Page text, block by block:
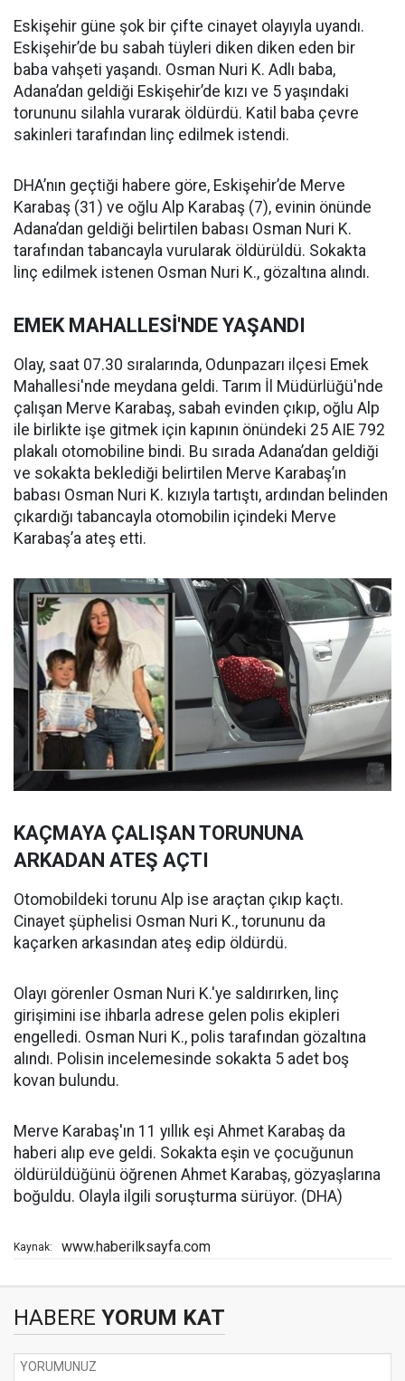
Eskişehir güne şok bir çifte cinayet olayıyla uyandı.
Eskişehir’de bu sabah tüyleri diken diken eden bir
baba vahşeti yaşandı. Osman Nuri K. Adlı baba,
Adana’dan geldiği Eskişehir’de kızı ve 5 yaşındaki
torununu silahla vurarak öldürdü. Katil baba çevre
sakinleri tarafından linç edilmek istendi.
DHA’nın geçtiği habere göre, Eskişehir’de Merve
Karabaş (31) ve oğlu Alp Karabaş (7), evinin önünde
Adana’dan geldiği belirtilen babası Osman Nuri K.
tarafından tabancayla vurularak öldürüldü. Sokakta
linç edilmek istenen Osman Nuri K., gözaltına alındı.
EMEK MAHALLESİ'NDE YAŞANDI
Olay, saat 07.30 sıralarında, Odunpazarı ilçesi Emek
Mahallesi'nde meydana geldi. Tarım İl Müdürlüğü'nde
çalışan Merve Karabaş, sabah evinden çıkıp, oğlu Alp
ile birlikte işe gitmek için kapının önündeki 25 AIE 792
plakalı otomobiline bindi. Bu sırada Adana’dan geldiği
ve sokakta beklediği belirtilen Merve Karabaş’ın
babası Osman Nuri K. kızıyla tartıştı, ardından belinden
çıkardığı tabancayla otomobilin içindeki Merve
Karabaş’a ateş etti.
KAÇMAYA ÇALIŞAN TORUNUNA
ARKADAN ATEŞ AÇTI
Otomobildeki torunu Alp ise araçtan çıkıp kaçtı.
Cinayet şüphelisi Osman Nuri K., torununu da
kaçarken arkasından ateş edip öldürdü.
Olayı görenler Osman Nuri K.'ye saldırırken, linç
girişimini ise ihbarla adrese gelen polis ekipleri
engelledi. Osman Nuri K., polis tarafından gözaltına
alındı. Polisin incelemesinde sokakta 5 adet boş
kovan bulundu.
Merve Karabaş'ın 11 yıllık eşi Ahmet Karabaş da
haberi alıp eve geldi. Sokakta eşin ve çocuğunun
öldürüldüğünü öğrenen Ahmet Karabaş, gözyaşlarına
boğuldu. Olayla ilgili soruşturma sürüyor. (DHA)
Kaynak: www.haberilksayfa.com
HABERE YORUM KAT